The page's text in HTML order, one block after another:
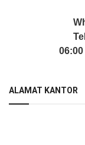
06:00
ALAMAT KANTOR